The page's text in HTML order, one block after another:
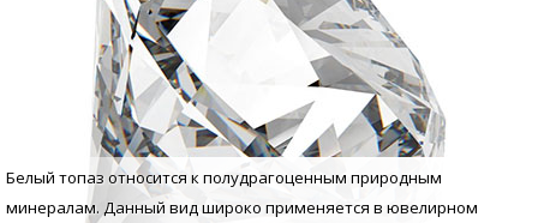
Белый топаз относится к полудрагоценным природным
минералам. Данный вид широко применяется в ювелирном